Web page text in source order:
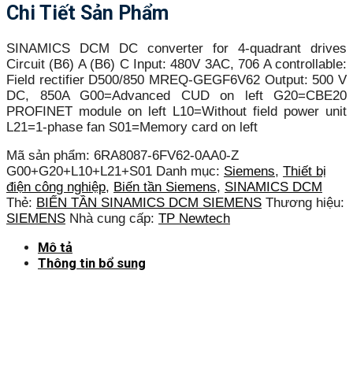
Chi Tiết Sản Phẩm
SINAMICS DCM DC converter for 4-quadrant drives
Circuit (B6) A (B6) C Input: 480V 3AC, 706 A controllable:
Field rectifier D500/850 MREQ-GEGF6V62 Output: 500 V
DC, 850A G00=Advanced CUD on left G20=CBE20
PROFINET module on left L10=Without field power unit
L21=1-phase fan S01=Memory card on left
Mã sản phẩm: 6RA8087-6FV62-0AA0-Z
G00+G20+L10+L21+S01 Danh mục: Siemens, Thiết bị
điện công nghiệp, Biến tần Siemens, SINAMICS DCM
Thẻ: BIẾN TẦN SINAMICS DCM SIEMENS Thương hiệu:
SIEMENS Nhà cung cấp: TP Newtech
Mô tả
Thông tin bổ sung